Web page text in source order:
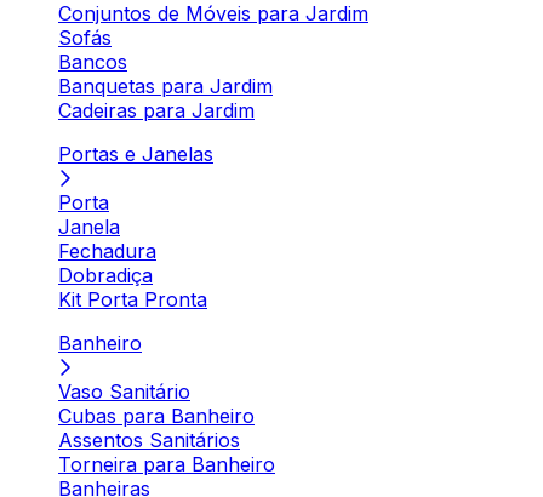
Conjuntos de Móveis para Jardim
Sofás
Bancos
Banquetas para Jardim
Cadeiras para Jardim
Portas e Janelas
Porta
Janela
Fechadura
Dobradiça
Kit Porta Pronta
Banheiro
Vaso Sanitário
Cubas para Banheiro
Assentos Sanitários
Torneira para Banheiro
Banheiras